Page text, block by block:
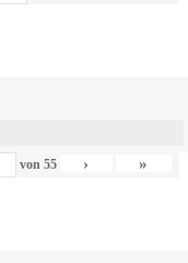
von 55 › »